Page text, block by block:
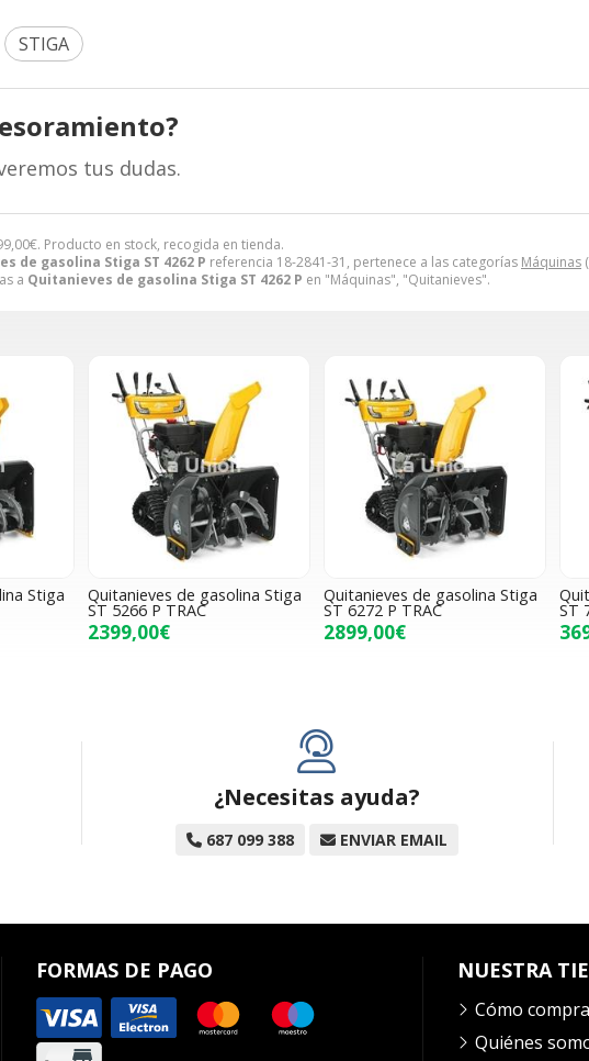
€. Producto en stock, recogida en tienda.
de gasolina Stiga ST 4262 P referencia 18-2841-31, pertenece a las categorías Máquinas
a Quitanieves de gasolina Stiga ST 4262 P en "Máquinas", "Quitanieves".
STIGA
tus dudas.
Stiga Quitanieves de gasolina Stiga
ST 5266 P TRAC
2399,00€
Quitanieves de gasolina Stiga
ST 6272 P TRAC
2899,00€
ST
¿Necesitas ayuda?
687 099 388 ENVIAR EMAIL
FORMAS DE PAGO NUESTRA
Cómo
Quiénes